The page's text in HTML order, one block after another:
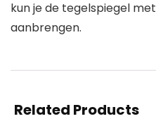
kun je de tegelspiegel
aanbrengen.
Related Products